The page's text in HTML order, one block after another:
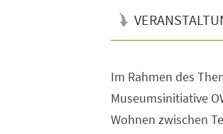
Im Rahmen des
Museumsinitiative
Wohnen zwischen